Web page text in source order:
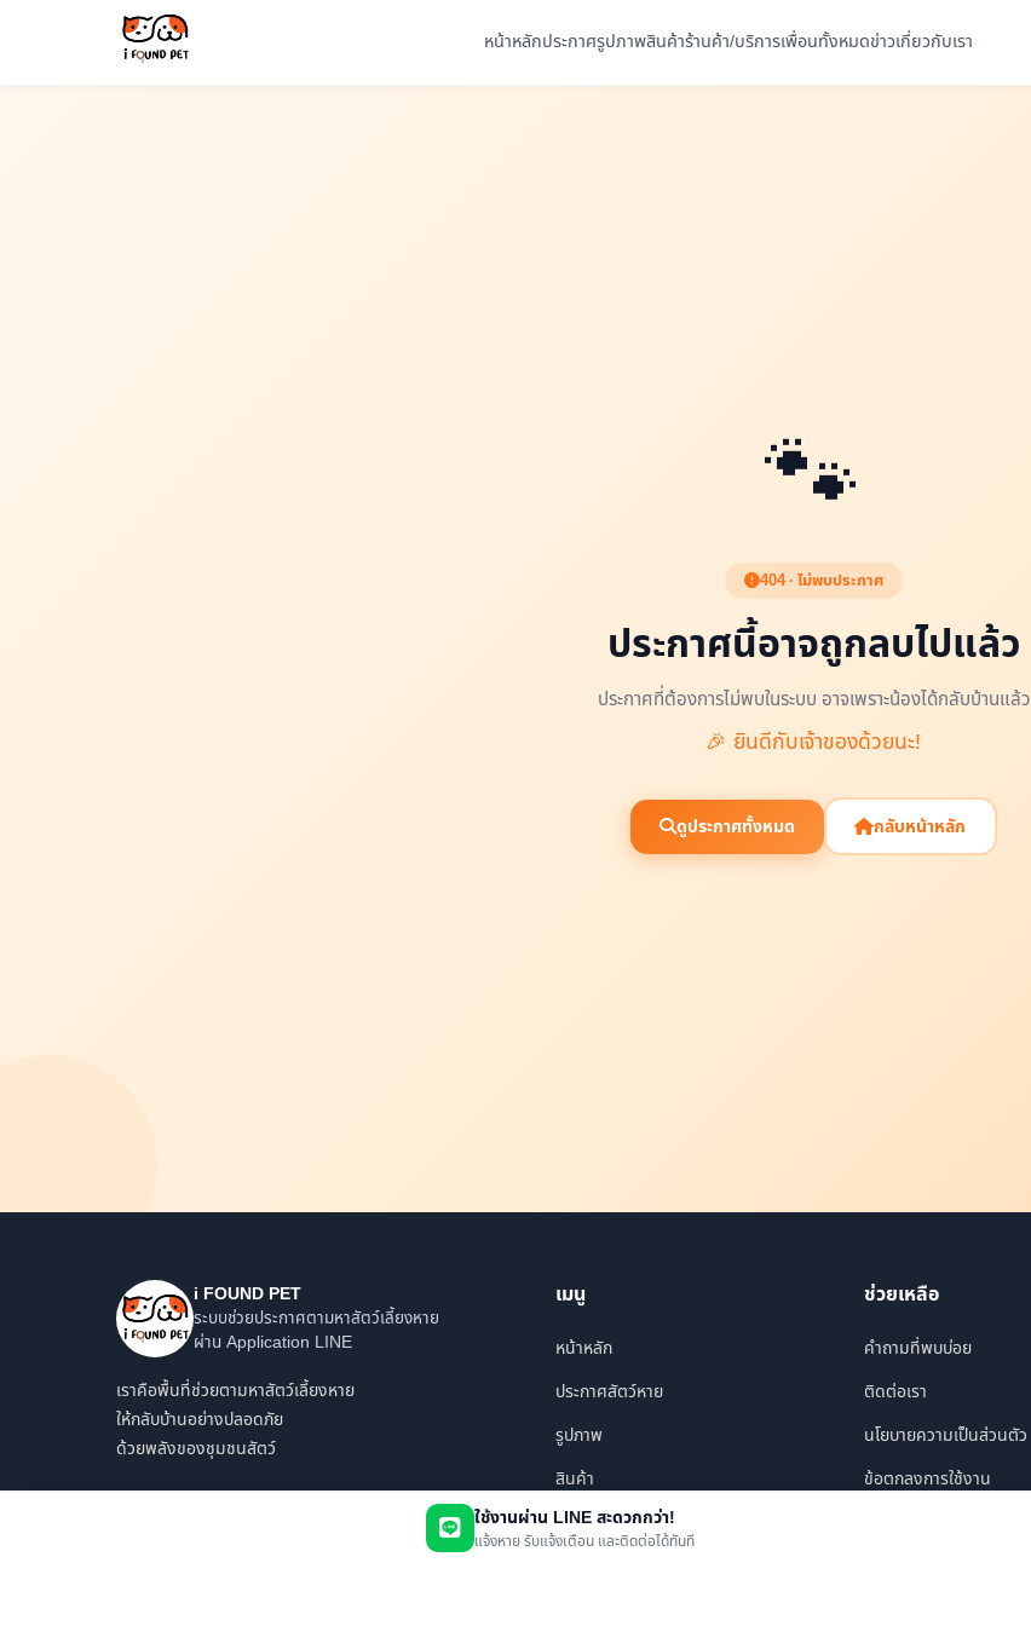
หน้าหลักประกาศรูปภาพสินค้าร้านค้า/บริการเพื่อนทั้งหมดข่าวเกี่ยวกับเรา
ใช้งานผ่าน LINE สะดวกกว่า!
แจ้งหาย รับแจ้งเตือน และติดต่อได้ทันที
🐾
404 · ไม่พบประกาศ
ประกาศนี้อาจถูกลบไปแล้ว
ประกาศที่ต้องการไม่พบในระบบ อาจเพราะน้องได้กลับบ้านแล้ว
🎉 ยินดีกับเจ้าของด้วยนะ!
ดูประกาศทั้งหมด กลับหน้าหลัก
i FOUND PET
ระบบช่วยประกาศตามหาสัตว์เลี้ยงหาย
ผ่าน Application LINE
เราคือพื้นที่ช่วยตามหาสัตว์เลี้ยงหาย
ให้กลับบ้านอย่างปลอดภัย
ด้วยพลังของชุมชนสัตว์
เมนู
หน้าหลัก
ประกาศสัตว์หาย
รูปภาพ
สินค้า
ร้านค้า/บริการ
ช่วยเหลือ
คำถามที่พบบ่อย
ติดต่อเรา
นโยบายความเป็นส่วนตัว
ข้อตกลงการใช้งาน